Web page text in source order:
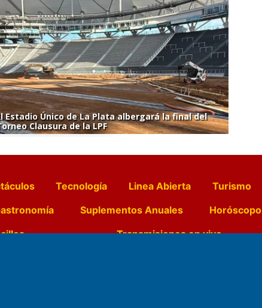
Estadio Único de La Plata albergará la final del
Clausura de la LPF
Tecnología Linea Abierta Turismo
Suplementos Anuales Horóscopo
Transmisiones en vivo